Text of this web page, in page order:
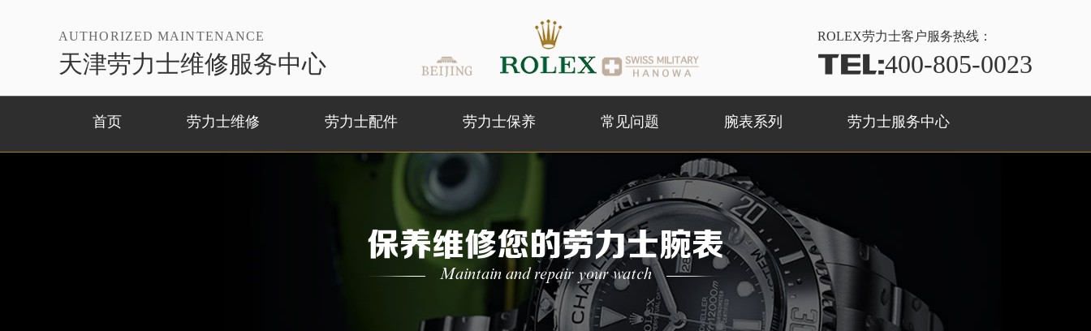
AUTHORIZED MAINTENANCE
天津劳力士维修服务中心
ROLEX劳力士客户服务热线：
TEL:400-805-0023
首页 劳力士维修 劳力士配件 劳力士保养 常见问题 腕表系列 劳力士服务中心
保养维修您的劳力士腕表
Maintain and repair your watch